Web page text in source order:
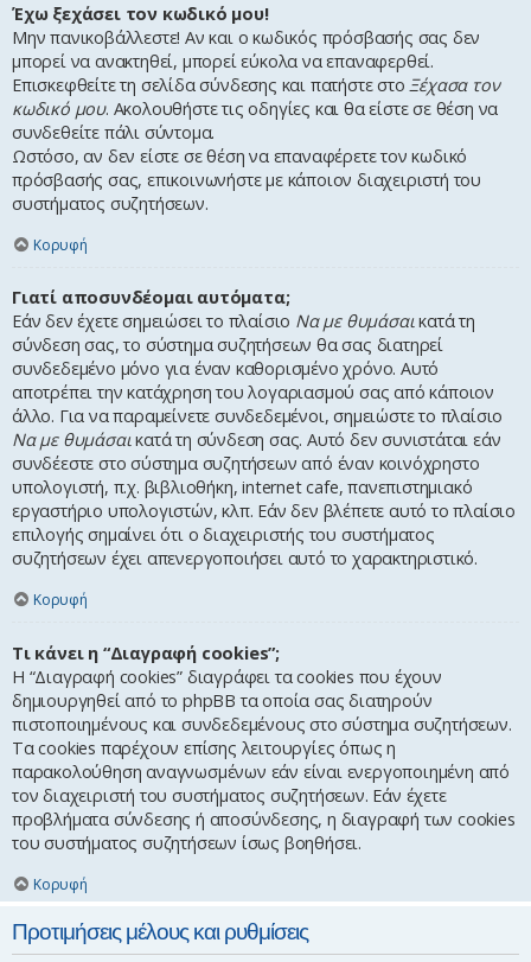
Έχω ξεχάσει τον κωδικό μου!
Μην πανικοβάλλεστε! Αν και ο κωδικός πρόσβασής σας δεν
μπορεί να ανακτηθεί, μπορεί εύκολα να επαναφερθεί.
Επισκεφθείτε τη σελίδα σύνδεσης και πατήστε στο Ξέχασα τον
κωδικό μου. Ακολουθήστε τις οδηγίες και θα είστε σε θέση να
συνδεθείτε πάλι σύντομα.
Ωστόσο, αν δεν είστε σε θέση να επαναφέρετε τον κωδικό
πρόσβασής σας, επικοινωνήστε με κάποιον διαχειριστή του
συστήματος συζητήσεων.
Κορυφή
Γιατί αποσυνδέομαι αυτόματα;
Εάν δεν έχετε σημειώσει το πλαίσιο Να με θυμάσαικατά τη
σύνδεση σας, το σύστημα συζητήσεων θα σας διατηρεί
συνδεδεμένο μόνο για έναν καθορισμένο χρόνο. Αυτό
αποτρέπει την κατάχρηση του λογαριασμού σας από κάποιον
άλλο. Για να παραμείνετε συνδεδεμένοι, σημειώστε το πλαίσιο
Να με θυμάσαικατά τη σύνδεση σας. Αυτό δεν συνιστάται εάν
συνδέεστε στο σύστημα συζητήσεων από έναν κοινόχρηστο
υπολογιστή, π.χ. βιβλιοθήκη, internet cafe, πανεπιστημιακό
εργαστήριο υπολογιστών, κλπ. Εάν δεν βλέπετε αυτό το πλαίσιο
επιλογής σημαίνει ότι ο διαχειριστής του συστήματος
συζητήσεων έχει απενεργοποιήσει αυτό το χαρακτηριστικό.
Κορυφή
Τι κάνει η “Διαγραφή cookies”;
Η “Διαγραφή cookies” διαγράφει τα cookies που έχουν
δημιουργηθεί από το phpBB τα οποία σας διατηρούν
πιστοποιημένους και συνδεδεμένους στο σύστημα συζητήσεων.
Τα cookies παρέχουν επίσης λειτουργίες όπως η
παρακολούθηση αναγνωσμένων εάν είναι ενεργοποιημένη από
τον διαχειριστή του συστήματος συζητήσεων. Εάν έχετε
προβλήματα σύνδεσης ή αποσύνδεσης, η διαγραφή των cookies
του συστήματος συζητήσεων ίσως βοηθήσει.
Κορυφή
Προτιμήσεις μέλους και ρυθμίσεις